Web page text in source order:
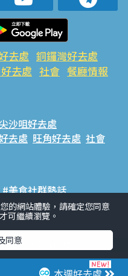
去處 銅鑼灣好去處
去處 社會 餐廳情報
尖沙咀好去處
去處 旺角好去處 社會
#美食社群熱話
用程式 #限時搶
戶中心 #著數
香港經濟日報版權所有©2026
的網站體驗，請確定您同意
才可繼續瀏覽。
同意